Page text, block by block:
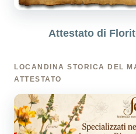
Attestato di
LOCANDINA STORICA DEL
ATTESTATO